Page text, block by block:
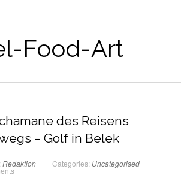
Food-Art
des Reisens
– Golf in Belek
Redaktion Categories: Uncategorised